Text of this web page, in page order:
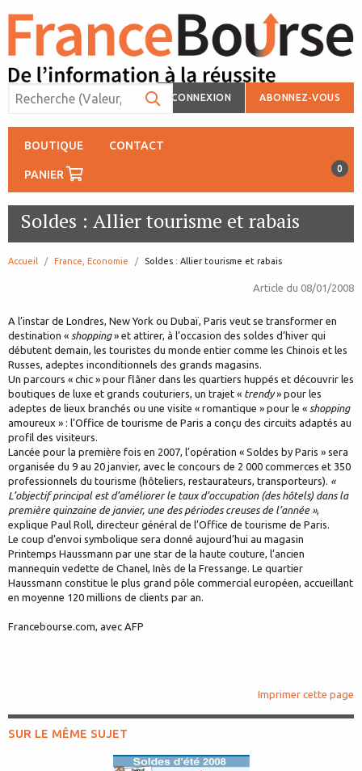
CONNEXION ABONNEZ-VOUS
BOUTIQUE CONTACT
PANIER 0
Soldes : Allier tourisme et rabais
Accueil France, Economie page:
Soldes : Allier tourisme et rabais
Article du 08/01/2008
A l’instar de Londres, New York ou Dubaï, Paris veut se transformer en
destination « shopping» et attirer, à l’occasion des soldes d’hiver qui
débutent demain, les touristes du monde entier comme les Chinois et les
Russes, adeptes inconditionnels des grands magasins.
Un parcours « chic » pour flâner dans les quartiers huppés et découvrir les
boutiques de luxe et grands couturiers, un trajet « trendy» pour les
adeptes de lieux branchés ou une visite « romantique » pour le « shopping
amoureux » : l’Office de tourisme de Paris a conçu des circuits adaptés au
profil des visiteurs.
Lancée pour la première fois en 2007, l’opération « Soldes by Paris » sera
organisée du 9 au 20 janvier, avec le concours de 2 000 commerces et 350
professionnels du tourisme (hôteliers, restaurateurs, transporteurs). «
L’objectif principal est d’améliorer le taux d’occupation (des hôtels) dans la
première quinzaine de janvier, une des périodes creuses de l’année »,
explique Paul Roll, directeur général de l’Office de tourisme de Paris.
Le coup d’envoi symbolique sera donné aujourd’hui au magasin
Printemps Haussmann par une star de la haute couture, l’ancien
mannequin vedette de Chanel, Inès de la Fressange. Le quartier
Haussmann constitue le plus grand pôle commercial européen, accueillant
en moyenne 120 millions de clients par an.
Francebourse.com, avec AFP
Imprimer cette page
SUR LE MÊME SUJET